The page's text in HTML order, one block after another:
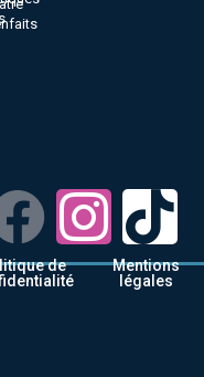
de
Mentions
légales